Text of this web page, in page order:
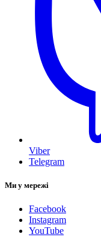
Viber
Telegram
Ми у мережі
Facebook
Instagram
YouTube